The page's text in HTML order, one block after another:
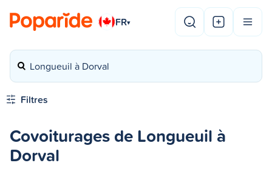
FR▾
Longueuil à Dorval
Filtres
Covoiturages de Longueuil à
Dorval